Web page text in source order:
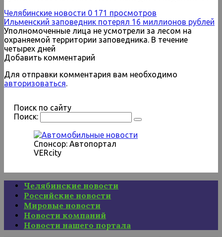
Челябинские новости 0 171 просмотров
Ильменский заповедник потерял 16 миллионов рублей
Уполномоченные лица не усмотрели за лесом на
охраняемой территории заповедника. В течение
четырех дней
Добавить комментарий
Для отправки комментария вам необходимо
авторизоваться.
Поиск по сайту
Поиск:
Спонсор: Автопортал
VERcity
Челябинские новости
Российские новости
Мировые новости
Новости компаний
Новости нашего портала